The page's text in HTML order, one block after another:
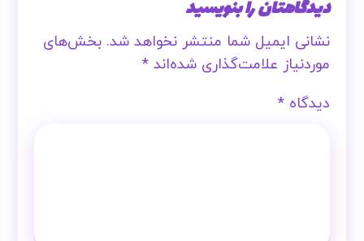
دیدگاهتان را بنویسید
نشانی ایمیل شما منتشر نخواهد شد. بخش‌های
موردنیاز علامت‌گذاری شده‌اند*
دیدگاه*